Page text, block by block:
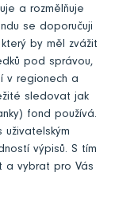
a rozmělňuje
se doporučuji
by měl zvážit
pod správou,
v regionech a
sledovat jak
fond používá.
výpisů. S tím
a vybrat pro Vás